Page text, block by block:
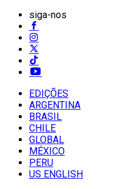
siga-nos
EDIÇÕES
ARGENTINA
BRASIL
CHILE
GLOBAL
MÉXICO
PERU
US ENGLISH